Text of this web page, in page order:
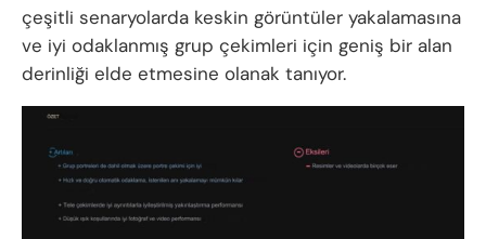
çeşitli senaryolarda keskin görüntüler yakalamasına
ve iyi odaklanmış grup çekimleri için geniş bir alan
derinliği elde etmesine olanak tanıyor.